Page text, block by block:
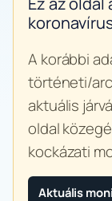
A korábbi
történeti/
aktuális
oldal
kockázati
Aktuális